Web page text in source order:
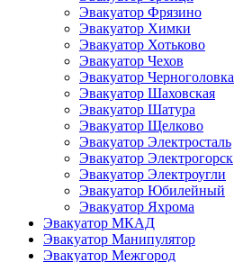
Эвакуатор Фрязино
Эвакуатор Химки
Эвакуатор Хотьково
Эвакуатор Чехов
Эвакуатор Черноголовка
Эвакуатор Шаховская
Эвакуатор Шатура
Эвакуатор Щелково
Эвакуатор Электросталь
Эвакуатор Электрогорск
Эвакуатор Электроугли
Эвакуатор Юбилейный
Эвакуатор Яхрома
Эвакуатор МКАД
Эвакуатор Манипулятор
Эвакуатор Межгород